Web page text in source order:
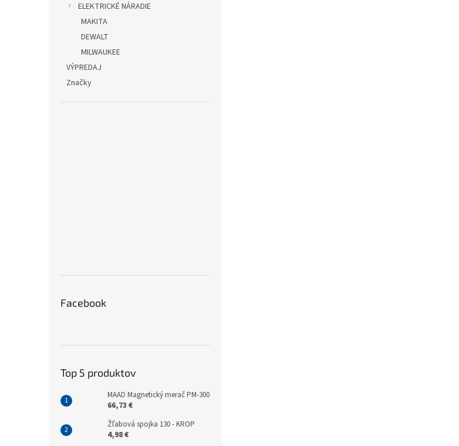
ELEKTRICKÉ NÁRADIE
MAKITA
DEWALT
MILWAUKEE
VÝPREDAJ
Značky
Facebook
Top 5 produktov
MAAD Magnetický merač PM-300
66,73 €
Žľabová spojka 130 - KROP
4,98 €